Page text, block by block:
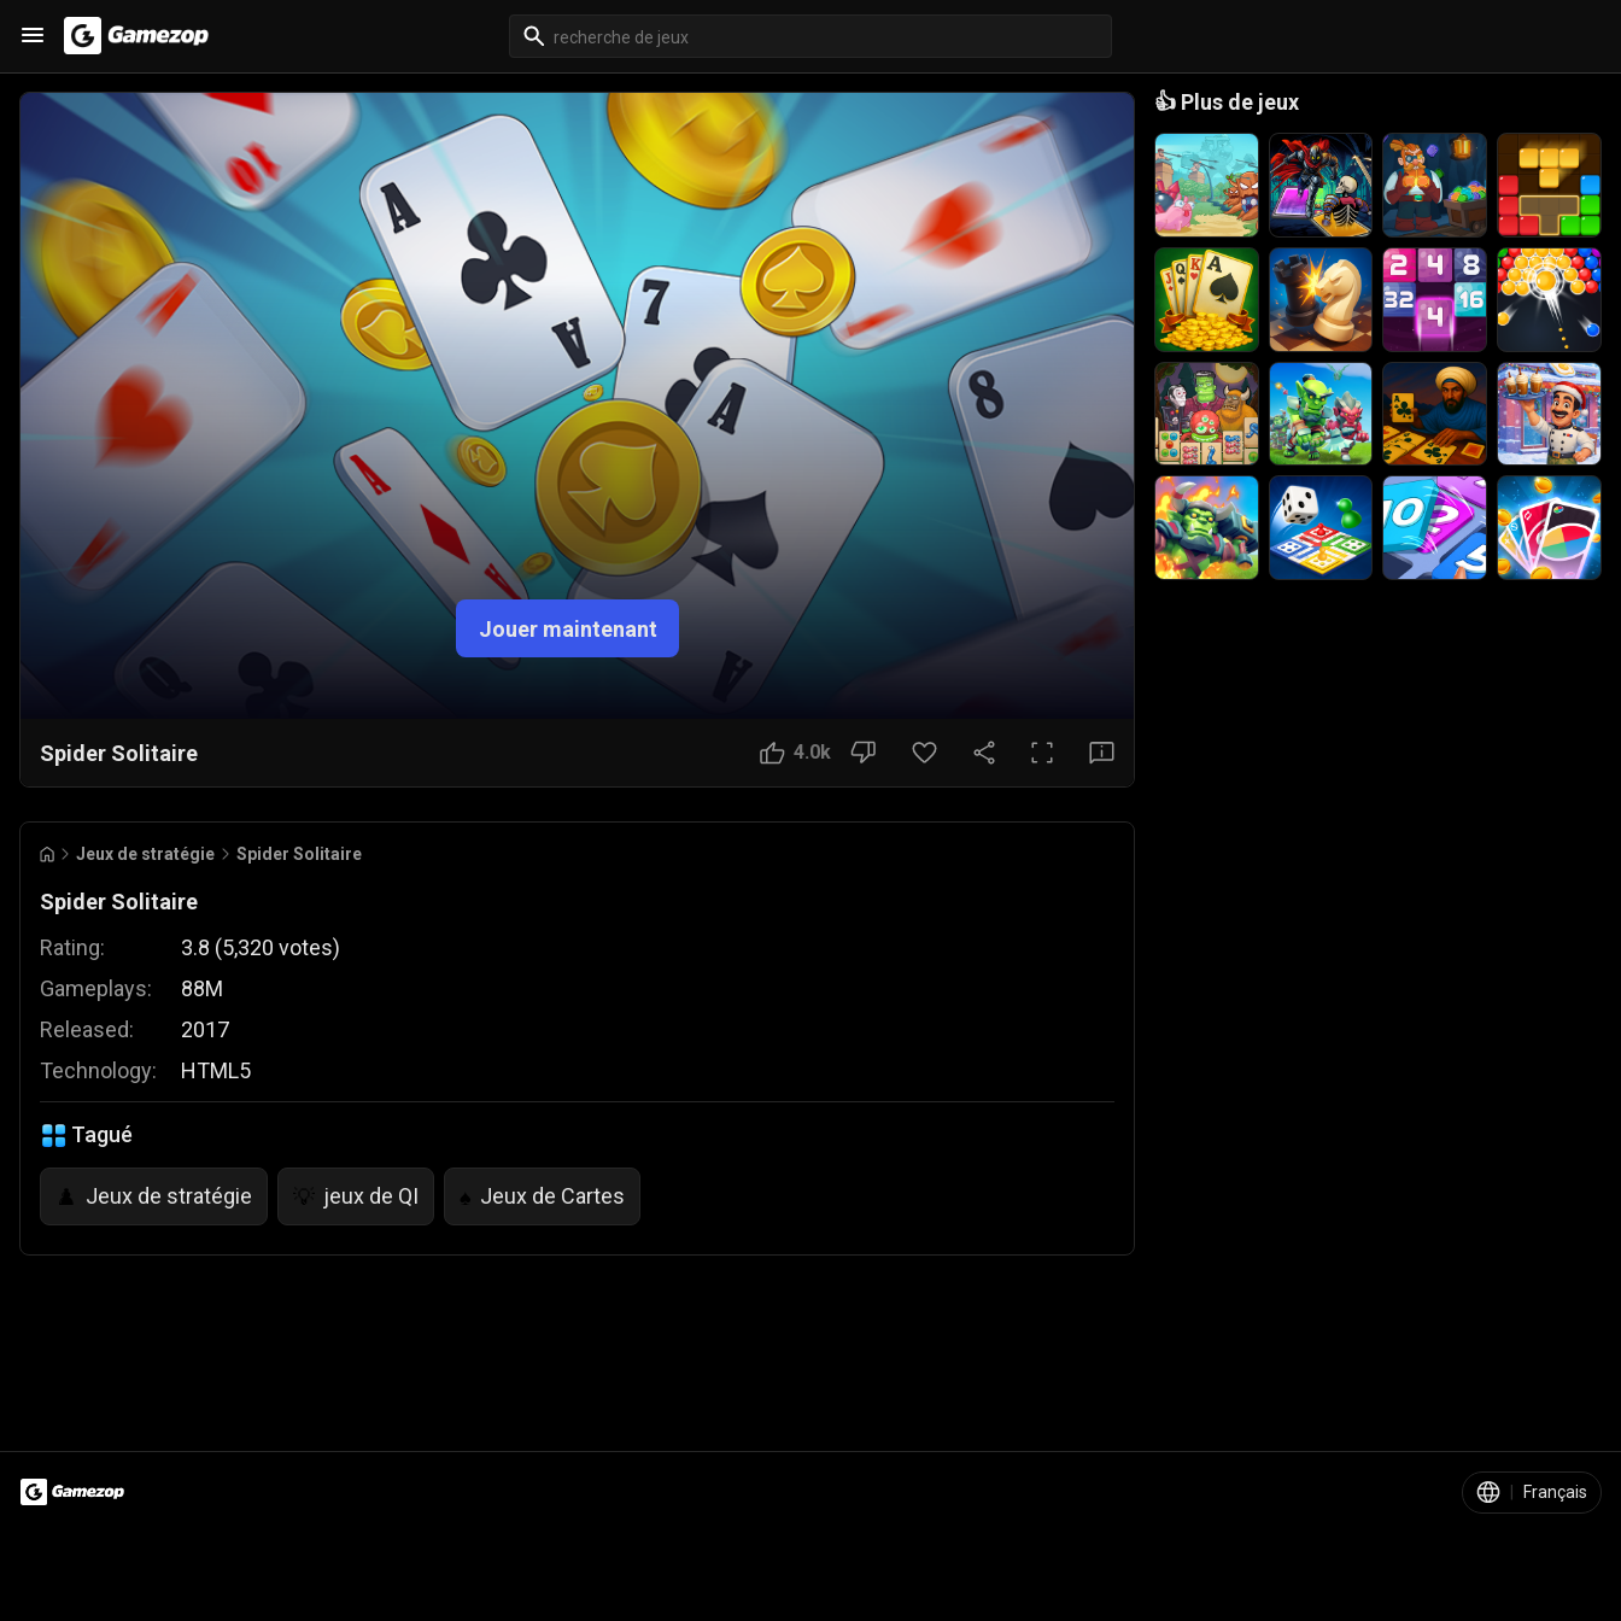
Jouer maintenant
Spider Solitaire 4.0k
Jeux de stratégie Spider Solitaire
Spider Solitaire
Rating:
Gameplays:
Released:
Technology:
3.8 (5,320 votes)
88M
2017
HTML5
Tagué
♟️ Jeux de stratégie 💡 jeux de QI ♠️ Jeux de Cartes
👍 Plus de jeux
| Français